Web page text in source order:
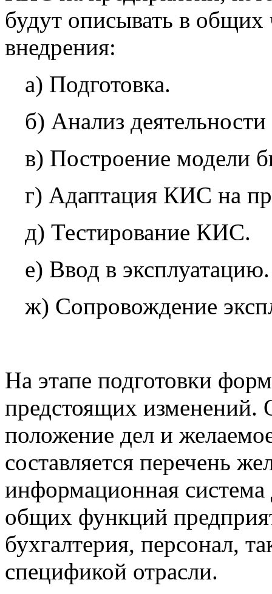
будут описывать в общих
внедрения:
а) Подготовка.
б) Анализ
в) Построение модели
г) Адаптация КИС на
д) Тестирование КИС.
е) Ввод в эксплуатацию.
ж) Сопровождение
На этапе подготовки
предстоящих изменений.
положение дел и
составляется перечень
информационная
общих функций
бухгалтерия, персонал,
спецификой отрасли.